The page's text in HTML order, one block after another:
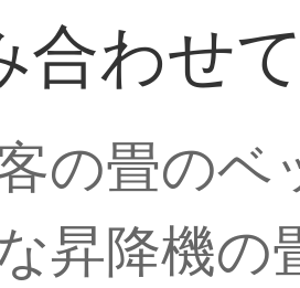
合わせ
の畳の
昇降機の